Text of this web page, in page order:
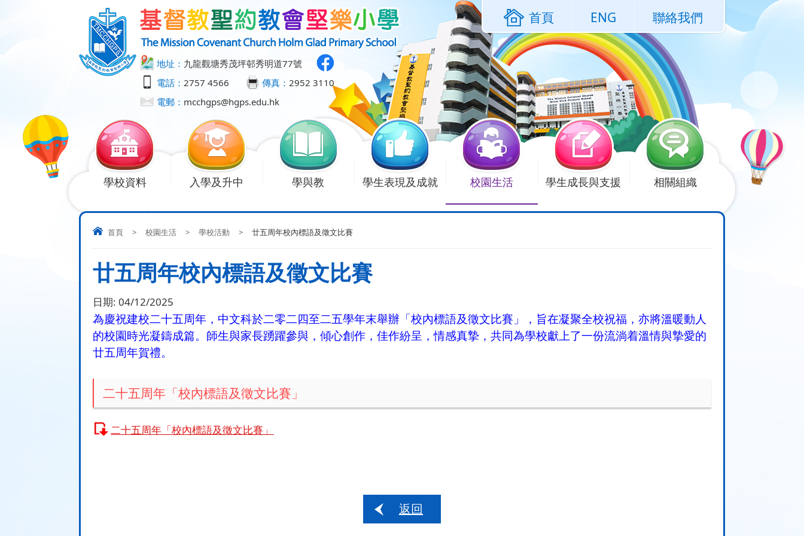
地址： 九龍觀塘秀茂坪邨秀明道77號
電話： 2757 4566 傳真： 2952 3110
電郵： mcchgps@hgps.edu.hk
首頁 ENG 聯絡我們
學校資料 入學及升中 學與教 學生表現及成就 校園生活 學生成長與支援 相關組織
首頁 > 校園生活 > 學校活動 > 廿五周年校內標語及徵文比賽
廿五周年校內標語及徵文比賽
日期: 04/12/2025
為慶祝建校二十五周年，中文科於二零二四至二五學年末舉辦「校內標語及徵文比賽」，旨在凝聚全校祝福，亦將溫暖動人
的校園時光凝鑄成篇。師生與家長踴躍參與，傾心創作，佳作紛呈，情感真摯，共同為學校獻上了一份流淌着溫情與摯愛的
廿五周年賀禮。
二十五周年「校內標語及徵文比賽」
二十五周年「校內標語及徵文比賽」
返回